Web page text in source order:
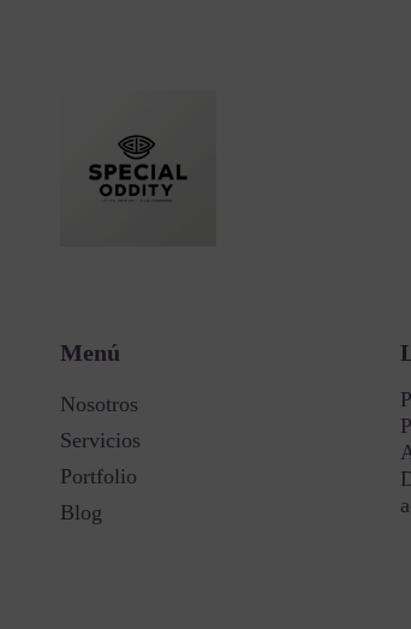
Menú
Nosotros
Servicios
Portfolio
Blog